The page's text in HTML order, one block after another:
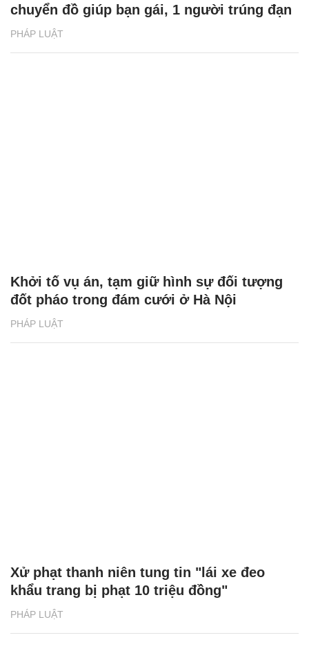
PHÁP LUẬT
chuyển đồ giúp bạn gái, 1 người trúng đạn
PHÁP LUẬT
Khởi tố vụ án, tạm giữ hình sự đối tượng
đốt pháo trong đám cưới ở Hà Nội
PHÁP LUẬT
Xử phạt thanh niên tung tin "lái xe đeo
khẩu trang bị phạt 10 triệu đồng"